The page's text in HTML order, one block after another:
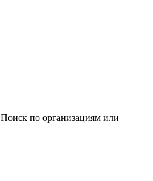
Поиск по организациям или